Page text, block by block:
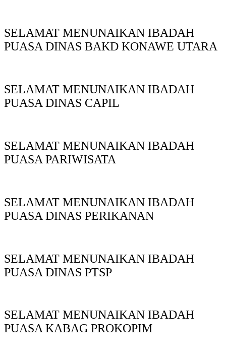
SELAMAT MENUNAIKAN IBADAH
PUASA DINAS BAKD KONAWE UTARA
SELAMAT MENUNAIKAN IBADAH
PUASA DINAS CAPIL
SELAMAT MENUNAIKAN IBADAH
PUASA PARIWISATA
SELAMAT MENUNAIKAN IBADAH
PUASA DINAS PERIKANAN
SELAMAT MENUNAIKAN IBADAH
PUASA DINAS PTSP
SELAMAT MENUNAIKAN IBADAH
PUASA KABAG PROKOPIM